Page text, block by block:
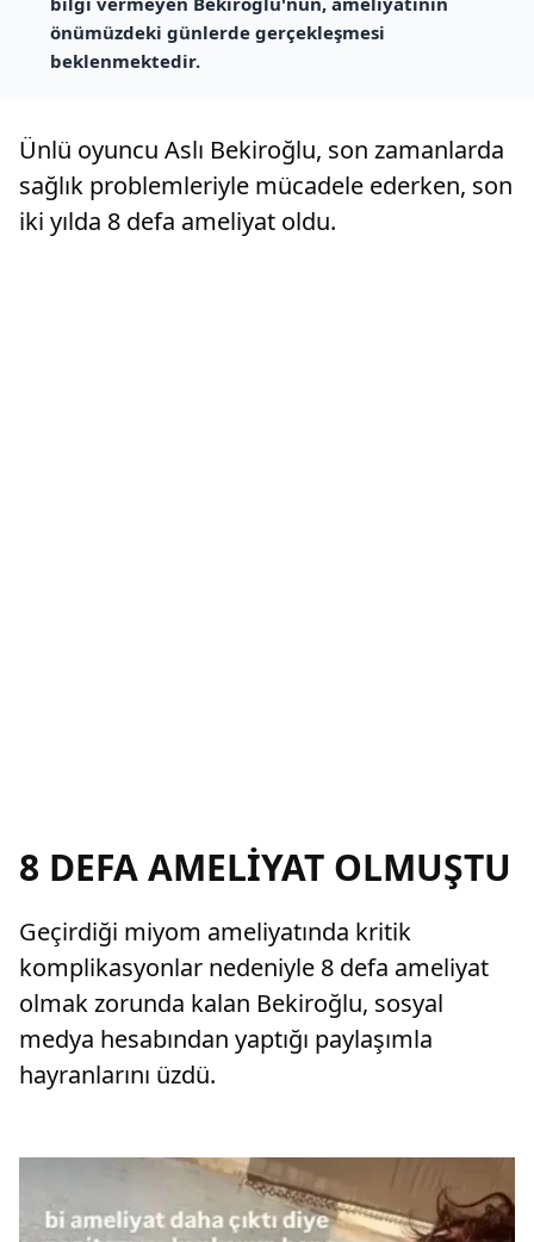
önümüzdeki günlerde gerçekleşmesi
beklenmektedir.
Ünlü oyuncu Aslı Bekiroğlu, son zamanlarda
sağlık problemleriyle mücadele ederken, son
iki yılda 8 defa ameliyat oldu.
8 DEFA AMELİYAT OLMUŞTU
Geçirdiği miyom ameliyatında kritik
komplikasyonlar nedeniyle 8 defa ameliyat
olmak zorunda kalan Bekiroğlu, sosyal
medya hesabından yaptığı paylaşımla
hayranlarını üzdü.